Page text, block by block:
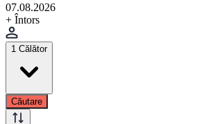
07.08.2026
+ Întors
1 Călător
Căutare